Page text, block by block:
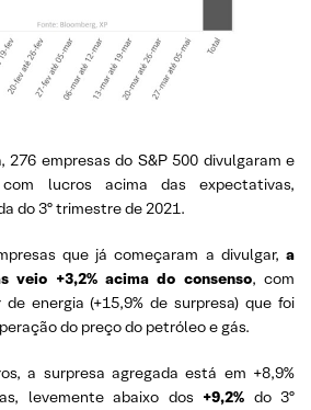
276 empresas do S&P 500 divulgaram e
lucros acima das expectativas,
do 3º trimestre de 2021.
que já começaram a divulgar,a
veio +3,2% acima do consenso, com
energia (+15,9% de surpresa) que foi
do preço do petróleo e gás.
a surpresa agregada está em +8,9%
levemente abaixo dos +9,2% do 3º